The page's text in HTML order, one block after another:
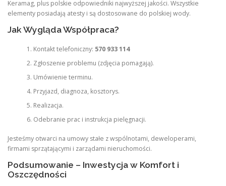
Keramag, plus polskie odpowiedniki najwyższej jakości. Wszystkie
elementy posiadają atesty i są dostosowane do polskiej wody.
Jak Wygląda Współpraca?
Kontakt telefoniczny: 570 933 114
Zgłoszenie problemu (zdjęcia pomagają).
Umówienie terminu.
Przyjazd, diagnoza, kosztorys.
Realizacja.
Odebranie prac i instrukcja pielęgnacji.
Jesteśmy otwarci na umowy stałe z wspólnotami, deweloperami,
firmami sprzątającymi i zarządami nieruchomości.
Podsumowanie – Inwestycja w Komfort i
Oszczędności